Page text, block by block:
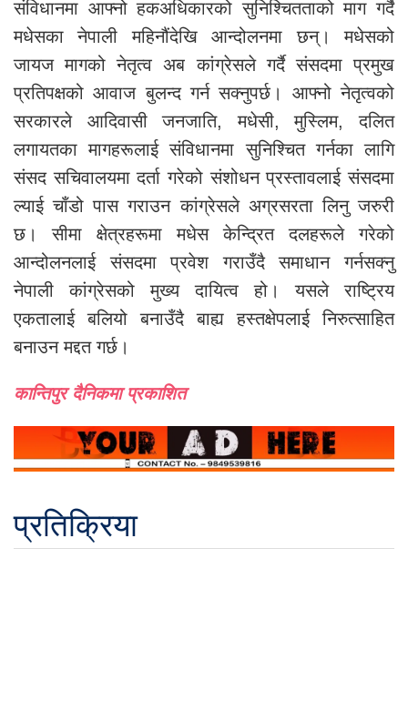
संविधानमा आफ्नो हकअधिकारको सुनिश्चितताको माग गर्दै
मधेसका नेपाली महिनौंदेखि आन्दोलनमा छन्। मधेसको
जायज मागको नेतृत्व अब कांग्रेसले गर्दै संसदमा प्रमुख
प्रतिपक्षको आवाज बुलन्द गर्न सक्नुपर्छ। आफ्नो नेतृत्वको
सरकारले आदिवासी जनजाति, मधेसी, मुस्लिम, दलित
लगायतका मागहरूलाई संविधानमा सुनिश्चित गर्नका लागि
संसद सचिवालयमा दर्ता गरेको संशोधन प्रस्तावलाई संसदमा
ल्याई चाँडो पास गराउन कांग्रेसले अग्रसरता लिनु जरुरी
छ। सीमा क्षेत्रहरूमा मधेस केन्द्रित दलहरूले गरेको
आन्दोलनलाई संसदमा प्रवेश गराउँदै समाधान गर्नसक्नु
नेपाली कांग्रेसको मुख्य दायित्व हो। यसले राष्ट्रिय
एकतालाई बलियो बनाउँदै बाह्य हस्तक्षेपलाई निरुत्साहित
बनाउन मद्दत गर्छ।
कान्तिपुर दैनिकमा प्रकाशित
प्रतिक्रिया